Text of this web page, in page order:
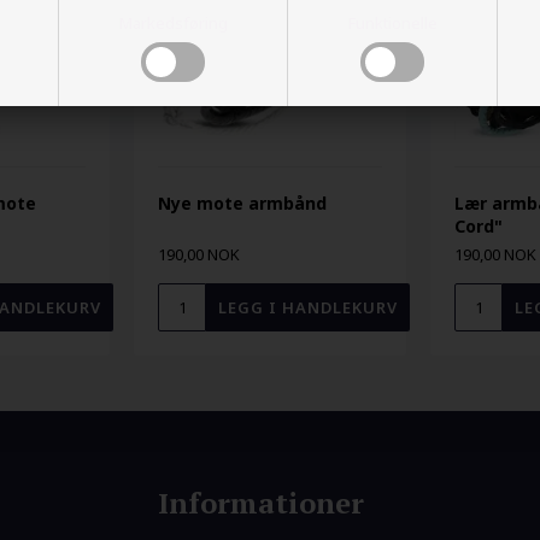
Nye mote armbånd
190,00 NOK
Lær
Cord"
190,00 NOK
Informationer